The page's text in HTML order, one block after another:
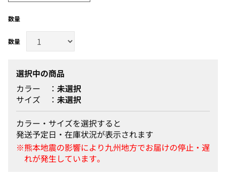
数量
選択中の商品
カラー
未選択
サイズ
未選択
カラー・サイズを選択すると
発送予定日・在庫状況が表示されます